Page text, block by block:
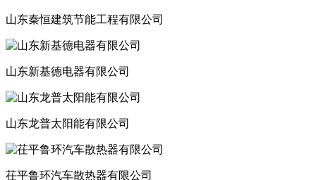
山东秦恒建筑节能工程有限公司
山东新基德电器有限公司
山东龙普太阳能有限公司
茌平鲁环汽车散热器有限公司